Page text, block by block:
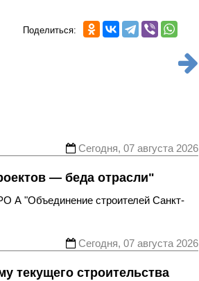
Поделиться:
Сегодня, 07 августа 2026
— беда отрасли"
А "Объединение строителей Санкт-
Сегодня, 07 августа 2026
текущего строительства